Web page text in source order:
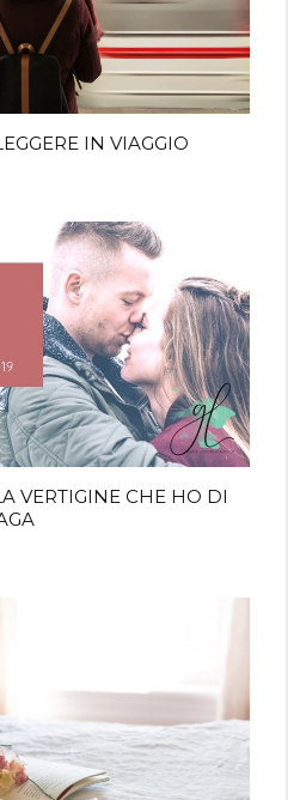
IN VIAGGIO
VERTIGINE CHE HO DI